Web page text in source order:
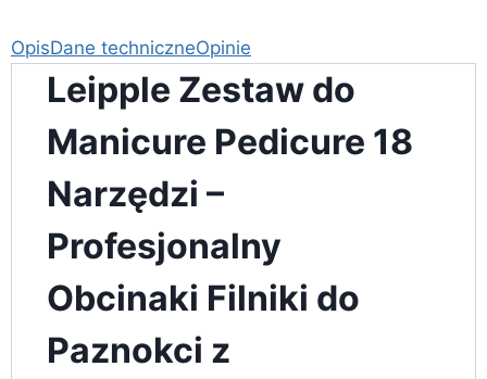
OpisDane techniczneOpinie
Leipple Zestaw do
Manicure Pedicure 18
Narzędzi –
Profesjonalny
Obcinaki Filniki do
Paznokci z